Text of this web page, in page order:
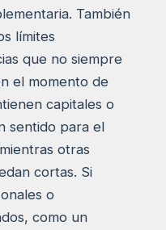
También
límites
que no siempre
el momento de
capitales o
sentido para el
otras
cortas. Si
o
como un